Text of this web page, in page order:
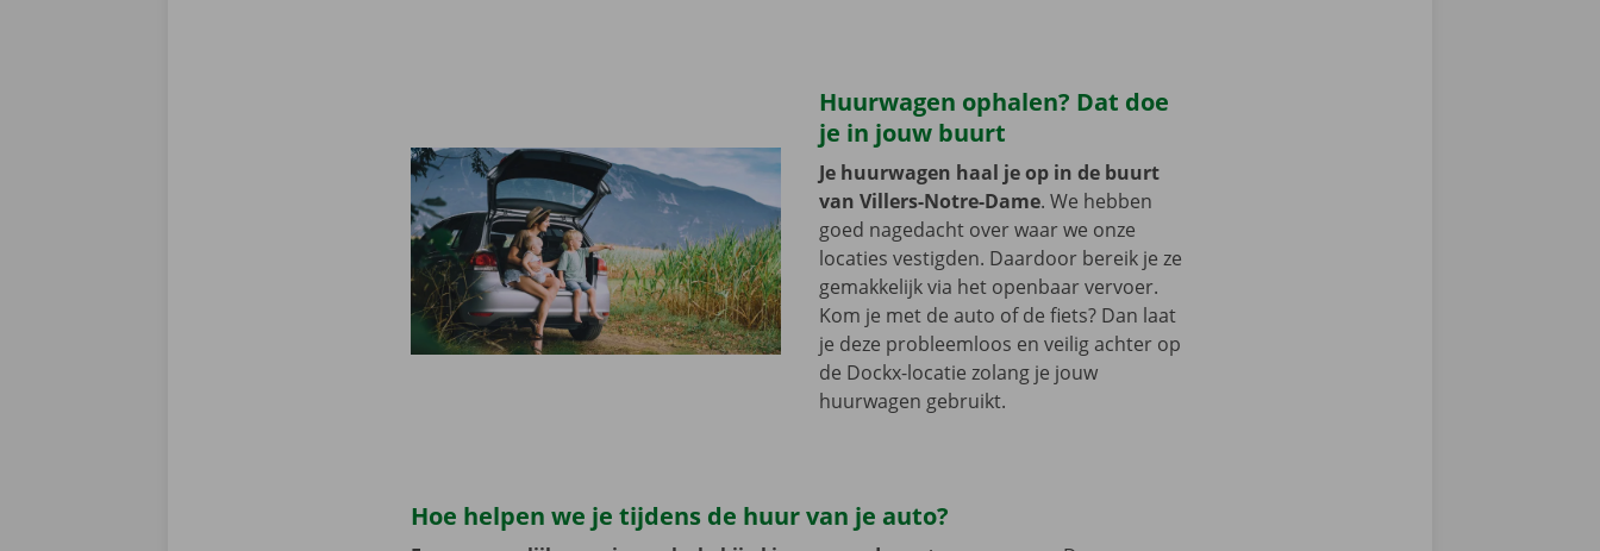
Huurwagen ophalen? Dat doe
je in jouw buurt
Je huurwagen haal je op in de buurt
van Villers-Notre-Dame. We hebben
goed nagedacht over waar we onze
locaties vestigden. Daardoor bereik je ze
gemakkelijk via het openbaar vervoer.
Kom je met de auto of de fiets? Dan laat
je deze probleemloos en veilig achter op
de Dockx-locatie zolang je jouw
huurwagen gebruikt.
Hoe helpen we je tijdens de huur van je auto?